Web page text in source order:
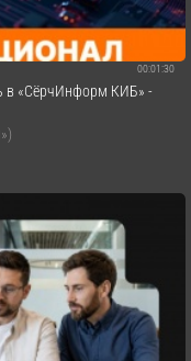
00:01:30
в «СёрчИнформ КИБ» -